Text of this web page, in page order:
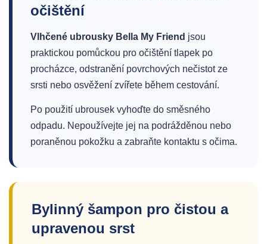
očištění
Vlhčené ubrousky Bella My Friend jsou
praktickou pomůckou pro očištění tlapek po
procházce, odstranění povrchových nečistot ze
srsti nebo osvěžení zvířete během cestování.
Po použití ubrousek vyhoďte do směsného
odpadu. Nepoužívejte jej na podrážděnou nebo
poraněnou pokožku a zabraňte kontaktu s očima.
Bylinný šampon pro čistou a
upravenou srst